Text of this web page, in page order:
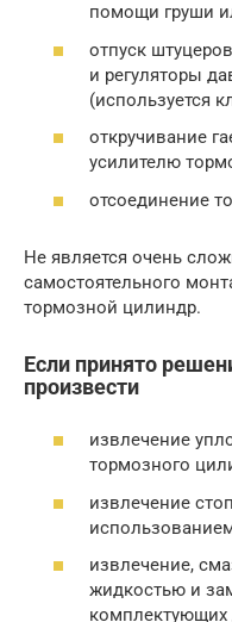
помощи груши
отпуск
и регуляторы
(используется
откручивание
усилителю
отсоединение
Не является очень
самостоятельного
тормозной цилиндр.
Если принято
произвести
извлечение
тормозного
извлечение
извлечение,
жидкостью и
комплектующих